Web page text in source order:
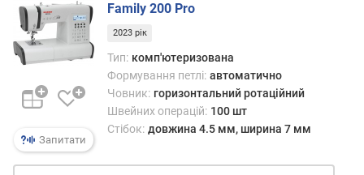
к
і
с
п
е
е
Запитати
Family 200 Pro
2023 рік
Тип: комп'ютеризована
Формування петлі: автоматично
Човник: горизонтальний ротаційний
Швейних операцій: 100 шт
Стібок: довжина 4.5 мм, ширина 7 мм